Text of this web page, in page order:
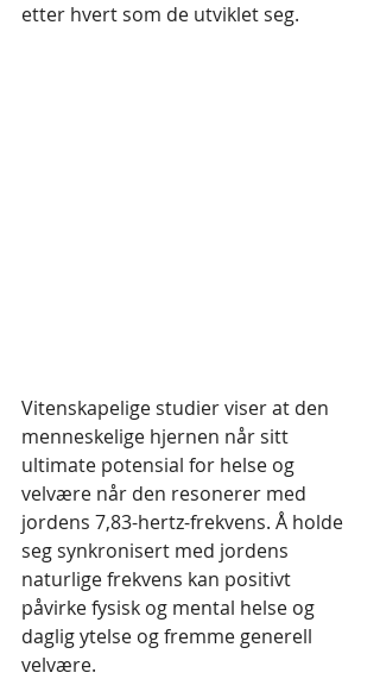
etter hvert som de utviklet seg.
Vitenskapelige studier viser at den
menneskelige hjernen når sitt
ultimate potensial for helse og
velvære når den resonerer med
jordens 7,83-hertz-frekvens. Å holde
seg synkronisert med jordens
naturlige frekvens kan positivt
påvirke fysisk og mental helse og
daglig ytelse og fremme generell
velvære.